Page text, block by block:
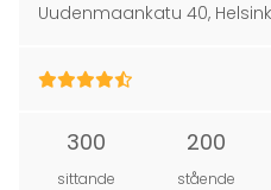
Uudenmaankatu 40,
300
sittande
200
stående